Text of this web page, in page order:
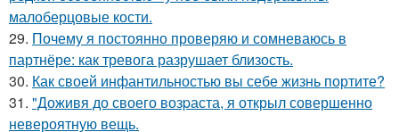
малоберцовые кости.
29. Почему я постоянно проверяю и сомневаюсь в
партнёре: как тревога разрушает близость.
30. Как своей инфантильностью вы себе жизнь портите?
31. "Доживя до своего возpаста, я открыл совершенно
невероятную вещь.